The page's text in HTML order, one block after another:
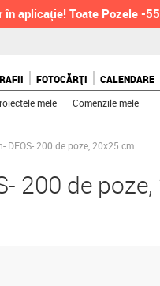
în aplicație! Toate Pozele -
FOTOCĂRȚI CALENDARE
mele Comenzile mele
DEOS- 200 de poze, 20x25 cm
200 de